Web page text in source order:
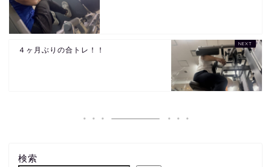
４ヶ月ぶりの合トレ！！
検索